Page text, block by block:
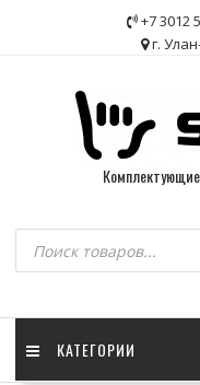
+7 3012
г.
Поиск
товаров
КАТЕГОРИИ